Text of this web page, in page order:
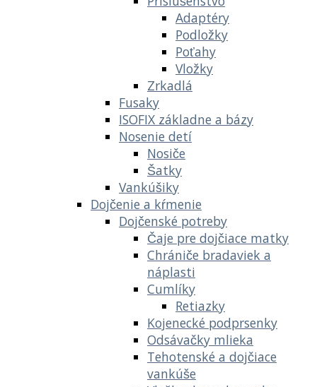
Adaptéry
Podložky
Poťahy
Vložky
Zrkadlá
Fusaky
ISOFIX základne a bázy
Nosenie detí
Nosiče
Šatky
Vankúšiky
Dojčenie a kŕmenie
Dojčenské potreby
Čaje pre dojčiace matky
Chrániče bradaviek a
náplasti
Cumlíky
Retiazky
Kojenecké podprsenky
Odsávačky mlieka
Tehotenské a dojčiace
vankúše